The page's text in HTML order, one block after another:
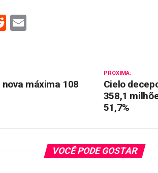
Reddit
PRÓXIMA:
Cielo
358,1
51,7%
máxima 108
VOCÊ PODE GOSTAR